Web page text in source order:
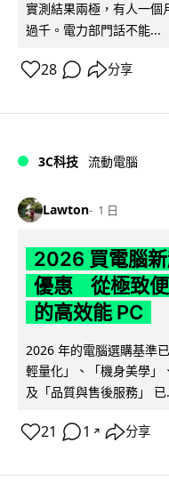
實測結果兩極，有人一個
過千。電力部門話不能...
28 分享
3C科技 流動電腦
Lawton 1 日
2026 買電腦
優惠 從極致便
的高效能 PC
2026 年的電腦選購基準
輕量化」、「機身美學」
及「品質與售後服務」 已
21 1 ↗ 分享